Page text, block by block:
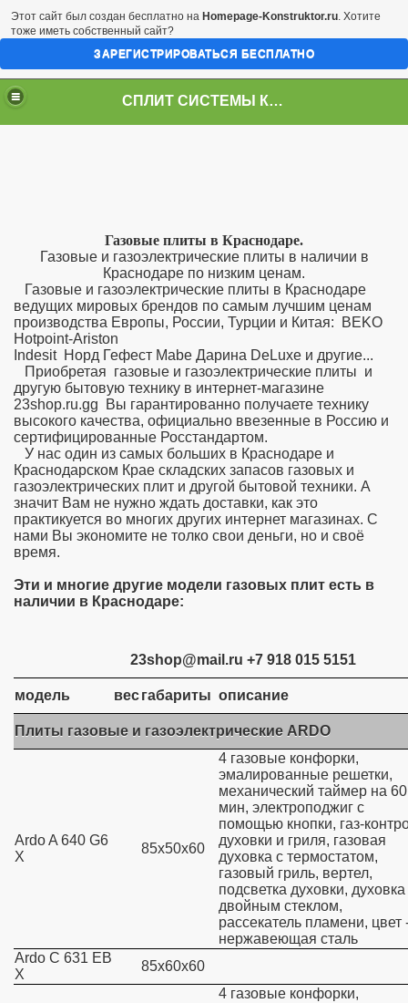
СПЛИТ СИСТЕМЫ КРАСНОДАР
Газовые плиты в Краснодаре.
Газовые и газоэлектрические плиты в наличии в
Краснодаре по низким ценам.
Газовые и газоэлектрические плиты в Краснодаре
ведущих мировых брендов по самым лучшим ценам
производства Европы, России, Турции и Китая: BEKO
Hotpoint-Ariston
Indesit Норд Гефест Mabe Дарина DeLuxe и другие...
Приобретая газовые и газоэлектрические плиты и
другую бытовую технику в интернет-магазине
23shop.ru.gg Вы гарантированно получаете технику
высокого качества, официально ввезенные в Россию и
сертифицированные Росстандартом.
У нас один из самых больших в Краснодаре и
Краснодарском Крае складских запасов газовых и
газоэлектрических плит и другой бытовой техники. А
значит Вам не нужно ждать доставки, как это
практикуется во многих других интернет магазинах. С
нами Вы экономите не толко свои деньги, но и своё
время.
Эти и многие другие модели газовых плит есть в
наличии в Краснодаре:
23shop@mail.ru +7 918 015 5151
модель весгабариты описание
Плиты газовые и газоэлектрические ARDO
Ardo A 640 G6
X
85х50х60
4 газовые конфорки,
эмалированные решетки,
механический таймер на 60
мин, электроподжиг с
помощью кнопки, газ-
духовки и гриля, газовая
духовка с термостатом,
газовый гриль, вертел,
подсветка духовки, духовка
двойным стеклом,
рассекатель пламени, цвет
нержавеющая сталь
Ardo C 631 EB
X
85х60х60
4 газовые конфорки,
Этот сайт был создан бесплатно на Homepage-Konstruktor.ru. Хотите
тоже иметь собственный сайт?
ЗАРЕГИСТРИРОВАТЬСЯ БЕСПЛАТНО